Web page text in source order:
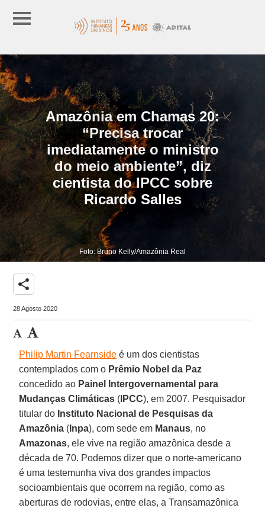
Amazônia em Chamas 20:
“Precisa trocar
imediatamente o ministro
do meio ambiente”, diz
cientista do IPCC sobre
Ricardo Salles
Foto: Bruno Kelly/Amazônia Real
share
28 Agosto 2020
Philip Martin Fearnside é um dos cientistas
contemplados com o Prêmio Nobel da Paz
concedido ao Painel Intergovernamental para
Mudanças Climáticas ( IPCC), em 2007. Pesquisador
titular do Instituto Nacional de Pesquisas da
Amazônia ( Inpa), com sede em Manaus, no
Amazonas, ele vive na região amazônica desde a
década de 70. Podemos dizer que o norte-americano
é uma testemunha viva dos grandes impactos
socioambientais que ocorrem na região, como as
aberturas de rodovias, entre elas, a Transamazônica